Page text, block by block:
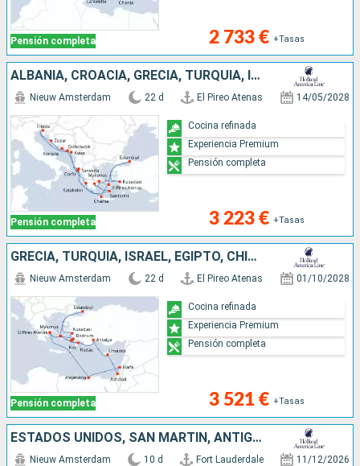
Pensión completa 2 733 € +Tasas
ALBANIA, CROACIA, GRECIA, TURQUÍA, ITALIA, MONTENEGRO
Pensión completa
Nieuw Amsterdam 22 d El Pireo Atenas 14/05/2028
3 223 € +Tasas
Cocina refinada
Experiencia Premium
Pensión completa
GRECIA, TURQUÍA, ISRAEL, EGIPTO, CHIPRE
Pensión completa
Nieuw Amsterdam 22 d El Pireo Atenas 01/10/2028
3 521 € +Tasas
Cocina refinada
Experiencia Premium
Pensión completa
ESTADOS UNIDOS, SAN MARTÍN, ANTIGUA Y BARBUDA, TÓRTOLA, PORTO RICO, BAHAMAS
Nieuw Amsterdam 10 d Fort Lauderdale 11/12/2026